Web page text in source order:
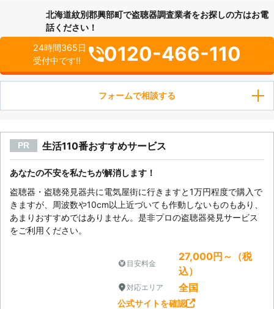
北海道紋別郡興部町で盗聴器調査業者をお探しの方はお電
話ください！
24時間365日
受付中です!!
0120-466-110
フォームで相談する
PR 生活110番おすすめサービス
あなたの不安を私たちが解消します！
盗聴器・盗聴発見器共に電気屋街に行きますと1万円程度で購入で
きますが、周波数や10cm以上近づいても作動しないものもあり、
あまりおすすめではありません。是非プロの盗聴器発見サービス
をご利用ください。
目安料金
27,000円～（税
込）
対応エリア 全国
公式サイトを確認